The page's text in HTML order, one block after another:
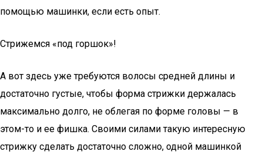
помощью машинки, если есть опыт.
Стрижемся «под горшок»!
А вот здесь уже требуются волосы средней длины и
достаточно густые, чтобы форма стрижки держалась
максимально долго, не облегая по форме головы — в
этом-то и ее фишка. Своими силами такую интересную
стрижку сделать достаточно сложно, одной машинкой